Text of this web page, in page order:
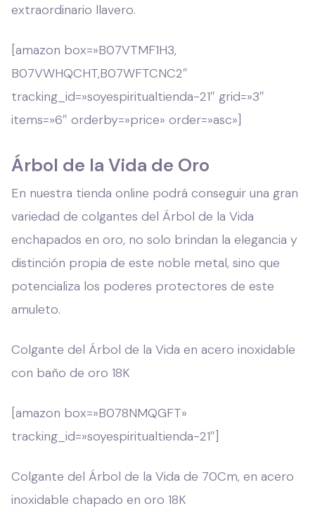
extraordinario llavero.
[amazon box=»B07VTMF1H3,
B07VWHQCHT,B07WFTCNC2″
tracking_id=»soyespiritualtienda-21″ grid=»3″
items=»6″ orderby=»price» order=»asc»]
Árbol de la Vida de Oro
En nuestra tienda online podrá conseguir una gran
variedad de colgantes del Árbol de la Vida
enchapados en oro, no solo brindan la elegancia y
distinción propia de este noble metal, sino que
potencializa los poderes protectores de este
amuleto.
Colgante del Árbol de la Vida en acero inoxidable
con baño de oro 18K
[amazon box=»B078NMQGFT»
tracking_id=»soyespiritualtienda-21″]
Colgante del Árbol de la Vida de 70Cm, en acero
inoxidable chapado en oro 18K